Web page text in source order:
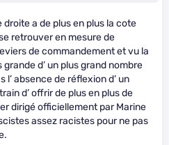
droite a de plus en plus la cote
retrouver en mesure de
de commandement et vu la
d’ un plus grand nombre
l’ absence de réflexion d’ un
d’ offrir de plus en plus de
dirigé officiellement par Marine
assez racistes pour ne pas